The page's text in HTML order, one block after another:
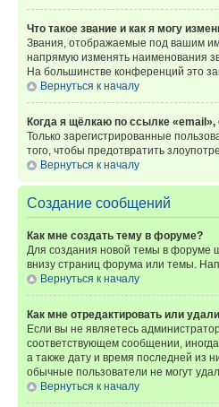
Что такое звание и как я могу
Звания, отображаемые под вашим
напрямую изменять наименования
На большинстве конференций это
Вернуться к началу
Когда я щёлкаю по ссылке
Только зарегистрированные
того, чтобы предотвратить
Вернуться к началу
Создание сообщений
Как мне создать тему в форуме?
Для создания новой темы в форуме
внизу страниц форума или темы.
Вернуться к началу
Как мне отредактировать или
Если вы не являетесь
соответствующем сообщении,
а также дату и время последней из
обычные пользователи не могут
Вернуться к началу